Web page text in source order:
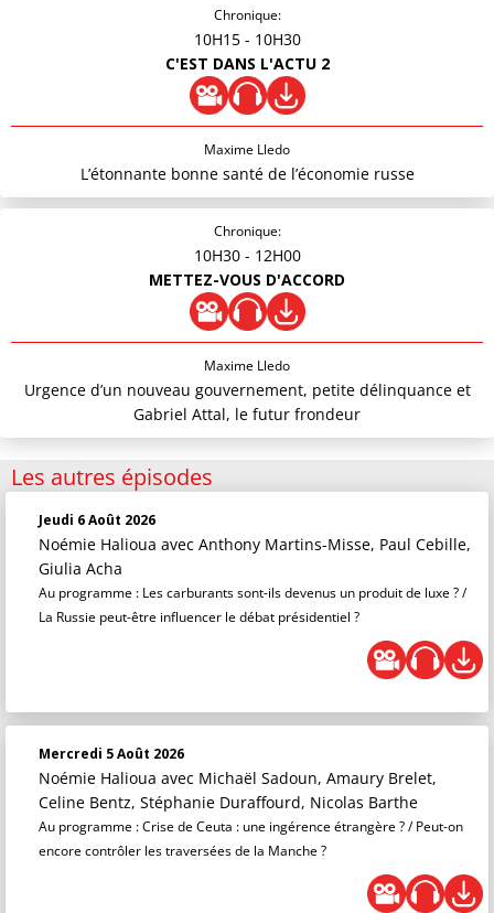
Chronique:
10H15 - 10H30
C'EST DANS L'ACTU 2
Maxime Lledo
L’étonnante bonne santé de l’économie russe
Chronique:
10H30 - 12H00
METTEZ-VOUS D'ACCORD
Maxime Lledo
Urgence d’un nouveau gouvernement, petite délinquance et
Gabriel Attal, le futur frondeur
Les autres épisodes
Jeudi 6 Août 2026
Noémie Halioua avec Anthony Martins-Misse, Paul Cebille,
Giulia Acha
Au programme : Les carburants sont-ils devenus un produit de luxe ? /
La Russie peut-être influencer le débat présidentiel ?
Mercredi 5 Août 2026
Noémie Halioua avec Michaël Sadoun, Amaury Brelet,
Celine Bentz, Stéphanie Duraffourd, Nicolas Barthe
Au programme : Crise de Ceuta : une ingérence étrangère ? / Peut-on
encore contrôler les traversées de la Manche ?